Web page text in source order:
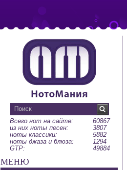
Всего нот на сайте:
60867
из них ноты песен:
3807
ноты классики:
5882
ноты джаза и блюза:
1294
GTP:
49884
МЕНЮ